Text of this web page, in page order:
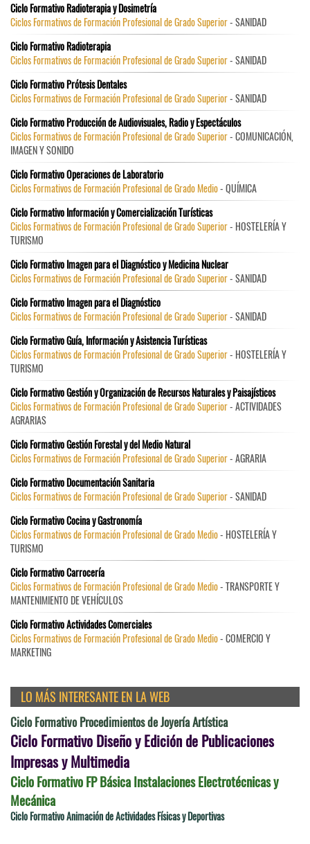
Ciclo Formativo Radioterapia y Dosimetría
Ciclos Formativos de Formación Profesional de Grado Superior- SANIDAD
Ciclo Formativo Radioterapia
Ciclos Formativos de Formación Profesional de Grado Superior- SANIDAD
Ciclo Formativo Prótesis Dentales
Ciclos Formativos de Formación Profesional de Grado Superior- SANIDAD
Ciclo Formativo Producción de Audiovisuales, Radio y Espectáculos
Ciclos Formativos de Formación Profesional de Grado Superior- COMUNICACIÓN,
IMAGEN Y SONIDO
Ciclo Formativo Operaciones de Laboratorio
Ciclos Formativos de Formación Profesional de Grado Medio- QUÍMICA
Ciclo Formativo Información y Comercialización Turísticas
Ciclos Formativos de Formación Profesional de Grado Superior- HOSTELERÍA Y
TURISMO
Ciclo Formativo Imagen para el Diagnóstico y Medicina Nuclear
Ciclos Formativos de Formación Profesional de Grado Superior- SANIDAD
Ciclo Formativo Imagen para el Diagnóstico
Ciclos Formativos de Formación Profesional de Grado Superior- SANIDAD
Ciclo Formativo Guía, Información y Asistencia Turísticas
Ciclos Formativos de Formación Profesional de Grado Superior- HOSTELERÍA Y
TURISMO
Ciclo Formativo Gestión y Organización de Recursos Naturales y Paisajísticos
Ciclos Formativos de Formación Profesional de Grado Superior- ACTIVIDADES
AGRARIAS
Ciclo Formativo Gestión Forestal y del Medio Natural
Ciclos Formativos de Formación Profesional de Grado Superior- AGRARIA
Ciclo Formativo Documentación Sanitaria
Ciclos Formativos de Formación Profesional de Grado Superior- SANIDAD
Ciclo Formativo Cocina y Gastronomía
Ciclos Formativos de Formación Profesional de Grado Medio- HOSTELERÍA Y
TURISMO
Ciclo Formativo Carrocería
Ciclos Formativos de Formación Profesional de Grado Medio- TRANSPORTE Y
MANTENIMIENTO DE VEHÍCULOS
Ciclo Formativo Actividades Comerciales
Ciclos Formativos de Formación Profesional de Grado Medio- COMERCIO Y
MARKETING
LO MÁS INTERESANTE EN LA WEB
Ciclo Formativo Procedimientos de Joyería Artística
Ciclo Formativo Diseño y Edición de Publicaciones
Impresas y Multimedia
Ciclo Formativo FP Básica Instalaciones Electrotécnicas y
Mecánica
Ciclo Formativo Animación de Actividades Físicas y Deportivas